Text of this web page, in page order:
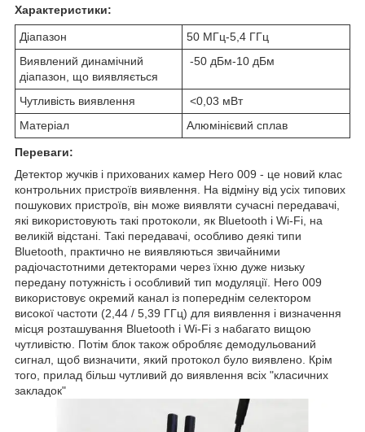
Характеристики:
Діапазон
50 МГц-5,4 ГГц
Виявлений динамічний
діапазон, що виявляється
-50 дБм-10 дБм
Чутливість виявлення
<0,03 мВт
Матеріал
Алюмінієвий сплав
Переваги:
Детектор жучків і прихованих камер Hero 009 - це новий клас
контрольних пристроїв виявлення. На відміну від усіх типових
пошукових пристроїв, він може виявляти сучасні передавачі,
які використовують такі протоколи, як Bluetooth і Wi-Fi, на
великій відстані. Такі передавачі, особливо деякі типи
Bluetooth, практично не виявляються звичайними
радіочастотними детекторами через їхню дуже низьку
передану потужність і особливий тип модуляції. Hero 009
використовує окремий канал із попереднім селектором
високої частоти (2,44 / 5,39 ГГц) для виявлення і визначення
місця розташування Bluetooth і Wi-Fi з набагато вищою
чутливістю. Потім блок також обробляє демодульований
сигнал, щоб визначити, який протокол було виявлено. Крім
того, прилад більш чутливий до виявлення всіх "класичних
закладок"